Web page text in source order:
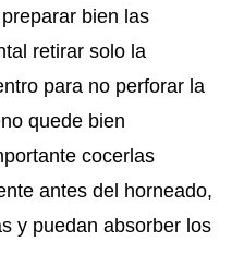
bien las
retirar solo la
para no perforar la
quede bien
cocerlas
antes del horneado,
y puedan absorber los